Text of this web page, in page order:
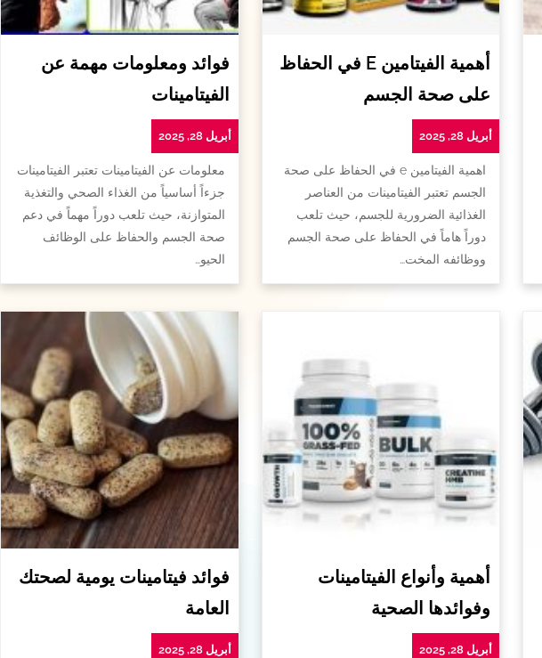
أهمية الفيتامين E في الحفاظ
على صحة الجسم
أبريل 28, 2025
اهمية الفيتامين e في الحفاظ على صحة
الجسم تعتبر الفيتامينات من العناصر
الغذائية الضرورية للجسم، حيث تلعب
دوراً هاماً في الحفاظ على صحة الجسم
ووظائفه المخت…
فوائد ومعلومات مهمة عن
الفيتامينات
أبريل 28, 2025
معلومات عن الفيتامينات تعتبر الفيتامينات
جزءاً أساسياً من الغذاء الصحي والتغذية
المتوازنة، حيث تلعب دوراً مهماً في دعم
صحة الجسم والحفاظ على الوظائف
الحيو…
أهمية وأنواع الفيتامينات
وفوائدها الصحية
أبريل 28, 2025
فوائد فيتامينات يومية لصحتك
العامة
أبريل 28, 2025